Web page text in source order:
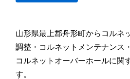
山形県最上郡舟形町からコルネ
調整・コルネットメンテナンス
コルネットオーバーホールに関
す。